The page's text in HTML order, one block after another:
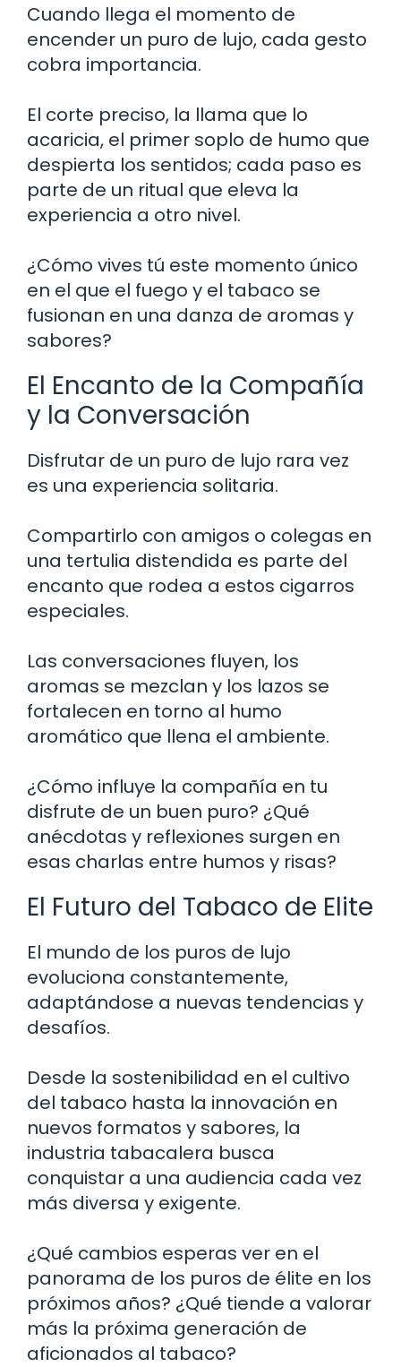
Cuando llega el momento de
encender un puro de lujo, cada gesto
cobra importancia.
El corte preciso, la llama que lo
acaricia, el primer soplo de humo que
despierta los sentidos; cada paso es
parte de un ritual que eleva la
experiencia a otro nivel.
¿Cómo vives tú este momento único
en el que el fuego y el tabaco se
fusionan en una danza de aromas y
sabores?
El Encanto de la Compañía
y la Conversación
Disfrutar de un puro de lujo rara vez
es una experiencia solitaria.
Compartirlo con amigos o colegas en
una tertulia distendida es parte del
encanto que rodea a estos cigarros
especiales.
Las conversaciones fluyen, los
aromas se mezclan y los lazos se
fortalecen en torno al humo
aromático que llena el ambiente.
¿Cómo influye la compañía en tu
disfrute de un buen puro? ¿Qué
anécdotas y reflexiones surgen en
esas charlas entre humos y risas?
El Futuro del Tabaco de Elite
El mundo de los puros de lujo
evoluciona constantemente,
adaptándose a nuevas tendencias y
desafíos.
Desde la sostenibilidad en el cultivo
del tabaco hasta la innovación en
nuevos formatos y sabores, la
industria tabacalera busca
conquistar a una audiencia cada vez
más diversa y exigente.
¿Qué cambios esperas ver en el
panorama de los puros de élite en los
próximos años? ¿Qué tiende a valorar
más la próxima generación de
aficionados al tabaco?